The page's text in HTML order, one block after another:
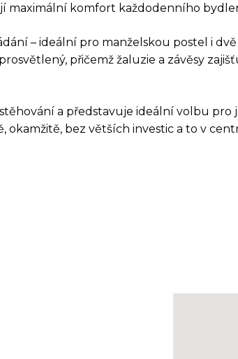
maximální komfort každodenního
– ideální pro manželskou postel i
přičemž žaluzie a závěsy
a představuje ideální volbu pro
bez větších investic a to v
TÉTO